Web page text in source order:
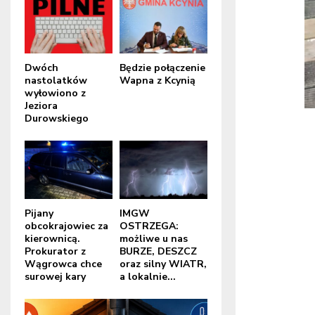
Dwóch
nastolatków
wyłowiono z
Jeziora
Durowskiego
Będzie połączenie
Wapna z Kcynią
Pijany
obcokrajowiec za
kierownicą.
Prokurator z
Wągrowca chce
surowej kary
IMGW
OSTRZEGA:
możliwe u nas
BURZE, DESZCZ
oraz silny WIATR,
a lokalnie...